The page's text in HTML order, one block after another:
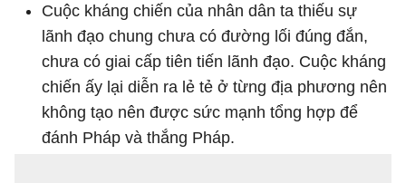
Cuộc kháng chiến của nhân dân ta thiếu sự
lãnh đạo chung chưa có đường lối đúng đắn,
chưa có giai cấp tiên tiến lãnh đạo. Cuộc kháng
chiến ấy lại diễn ra lẻ tẻ ở từng địa phương nên
không tạo nên được sức mạnh tổng hợp để
đánh Pháp và thắng Pháp.